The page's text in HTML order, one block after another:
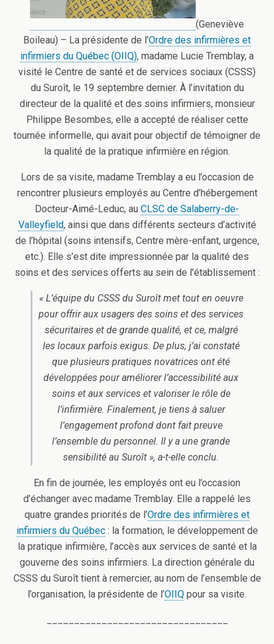
(Geneviève
Boileau) – La présidente de l’Ordre des infirmières et
infirmiers du Québec (OIIQ), madame Lucie Tremblay, a
visité le Centre de santé et de services sociaux (CSSS)
du Suroît, le 19 septembre dernier. À l’invitation du
directeur de la qualité et des soins infirmiers, monsieur
Philippe Besombes, elle a accepté de réaliser cette
tournée informelle, qui avait pour objectif de témoigner de
la qualité de la pratique infirmière en région.
Lors de sa visite, madame Tremblay a eu l’occasion de
rencontrer plusieurs employés au Centre d’hébergement
Docteur-Aimé-Leduc, au CLSC de Salaberry-de-
Valleyfield, ainsi que dans différents secteurs d’activité
de l’hôpital (soins intensifs, Centre mère-enfant, urgence,
etc.). Elle s’est dite impressionnée par la qualité des
soins et des services offerts au sein de l’établissement :
« L’équipe du CSSS du Suroît met tout en oeuvre
pour offrir aux usagers des soins et des services
sécuritaires et de grande qualité, et ce, malgré
les locaux parfois exigus. De plus, j’ai constaté
que plusieurs pratiques novatrices ont été
développées pour améliorer l’accessibilité aux
soins et aux services et valoriser le rôle de
l’infirmière. Finalement, je tiens à saluer
l’engagement profond dont fait preuve
l’ensemble du personnel. Il y a une grande
sensibilité au Suroît », a-t-elle conclu.
En fin de journée, les employés ont eu l’occasion
d’échanger avec madame Tremblay. Elle a rappelé les
quatre grandes priorités de l’Ordre des infirmières et
infirmiers du Québec: la formation, le développement de
la pratique infirmière, l’accès aux services de santé et la
gouverne des soins infirmiers. La direction générale du
CSSS du Suroît tient à remercier, au nom de l’ensemble de
l’organisation, la présidente de l’OIIQ pour sa visite.